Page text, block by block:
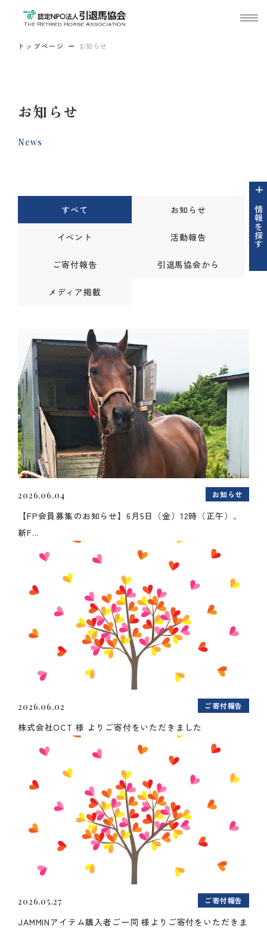
トップページ お知らせ
お知らせ
News
情報を探す
すべて お知らせ
イベント 活動報告
ご寄付報告 引退馬協会から
メディア掲載
2026.06.04 お知らせ
【FP会員募集のお知らせ】6月5日（金）12時（正午）、
新F...
2026.06.02 ご寄付報告
株式会社OCT 様 よりご寄付をいただきました
2026.05.27 ご寄付報告
JAMMINアイテム購入者ご一同 様よりご寄付をいただきま